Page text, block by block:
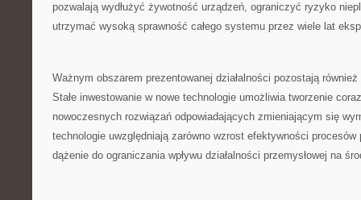
pozwalają wydłużyć żywotność urządzeń, ograniczyć ryzyko
utrzymać wysoką sprawność całego systemu przez wiele lat
Ważnym obszarem prezentowanej działalności pozostają
Stałe inwestowanie w nowe technologie umożliwia tworzenie
nowoczesnych rozwiązań odpowiadających zmieniającym się
technologie uwzględniają zarówno wzrost efektywności procesów
dążenie do ograniczania wpływu działalności przemysłowej na